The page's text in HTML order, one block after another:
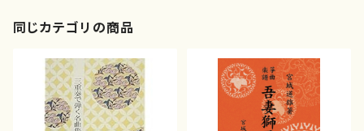
同じカテゴリの商品